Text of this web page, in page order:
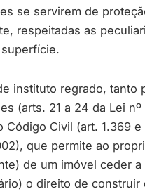
se servirem de
respeitadas as
instituto regrado, tanto
(arts. 21 a 24 da Lei nº
Código Civil (art. 1.369 e
que permite ao
de um imóvel ceder a
o direito de construir